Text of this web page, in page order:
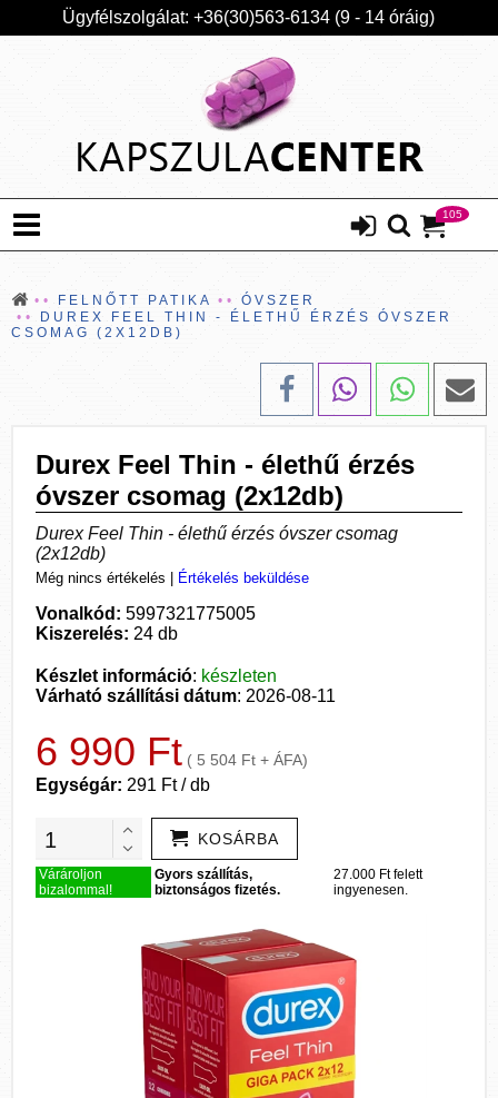
Ügyfélszolgálat: +36(30)563-6134 (9 - 14 óráig)
105
FELNŐTT PATIKA
ÓVSZER
DUREX FEEL THIN - ÉLETHŰ ÉRZÉS ÓVSZER
CSOMAG (2X12DB)
Durex Feel Thin - élethű érzés
óvszer csomag (2x12db)
Durex Feel Thin - élethű érzés óvszer csomag
(2x12db)
Még nincs értékelés Értékelés beküldése
Vonalkód: 5997321775005
Kiszerelés: 24 db
Készlet információ: készleten
Várható szállítási dátum: 2026-08-11
6 990 Ft ( 5 504 Ft + ÁFA)
Egységár: 291 Ft / db
KOSÁRBA
Várároljon
bizalommal!
Gyors szállítás,
biztonságos fizetés.
27.000 Ft felett
ingyenesen.